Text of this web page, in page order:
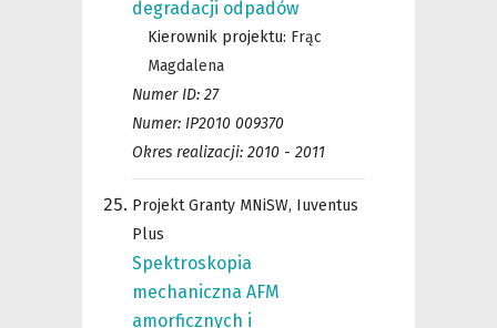
degradacji odpadów
Kierownik projektu: Frąc
Magdalena
Numer ID: 27
Numer: IP2010 009370
Okres realizacji: 2010 - 2011
Projekt Granty MNiSW, Iuventus
Plus
Spektroskopia
mechaniczna AFM
amorficznych i